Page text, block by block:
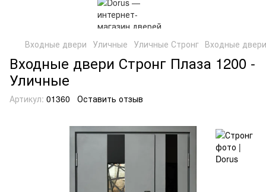
Входные двери Уличные Уличные Стронг Входные
Входные двери Стронг Плаза 1200 -
Уличные
Артикул: 01360 Оставить отзыв